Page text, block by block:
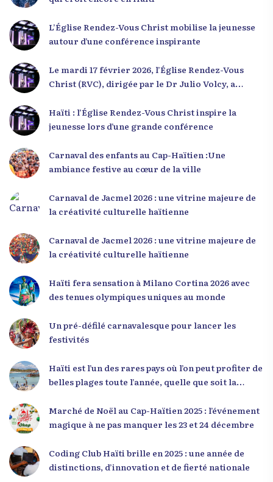
L’Église Rendez-Vous Christ mobilise la jeunesse
autour d’une conférence inspirante
Le mardi 17 février 2026, l’Église Rendez-Vous
Christ (RVC), dirigée par le Dr Julio Volcy, a
dans ses locaux à Delmas 75 pour une conférence
placée sous le thème « Menm Ou Menm Tou ».
occasion unique de se rencontrer, d’échanger et
d’écouter des interventions motivantes centrées
citoyen. Des messages forts pour la jeunesse Lors
de sa première intervention, intitulée « Jenès la
croire en leur potentiel et à rejeter toute forme
de fatalisme. Il a particulièrement insisté sur
pouvons pas résoudre un problème avec la
mentalité qui l’a créé. » Il a encouragé la jeunesse
sur la discipline, l’excellence et la responsabilité.
Le révérend a également rappelé que la jeunesse
du pays, et qu’un engagement structuré de
seulement 4 % d’entre eux pourrait modifier
significativement la trajectoire nationale. Sa
seconde intervention, « Jenès la ak responsablite l
», a souligné le lien indissociable entre potentiel et
responsabilité. Le Dr Volcy a invité les jeunes à
communautés, à investir dans leur formation et à
développer un leadership intègre. Appel à un
Haïti : l’Église Rendez-Vous Christ inspire la
jeunesse lors d’une grande conférence
Carnaval des enfants au Cap-Haïtien :Une
ambiance festive au cœur de la ville
Carnaval de Jacmel 2026 : une vitrine majeure de
la créativité culturelle haïtienne
Carnaval de Jacmel 2026 : une vitrine majeure de
la créativité culturelle haïtienne
Haïti fera sensation à Milano Cortina 2026 avec
des tenues olympiques uniques au monde
Un pré-défilé carnavalesque pour lancer les
festivités
Haïti est l’un des rares pays où l’on peut profiter de
belles plages toute l’année, quelle que soit la
Marché de Noël au Cap-Haïtien 2025 : l’événement
magique à ne pas manquer les 23 et 24 décembre
Coding Club Haïti brille en 2025 : une année de
distinctions, d’innovation et de fierté nationale